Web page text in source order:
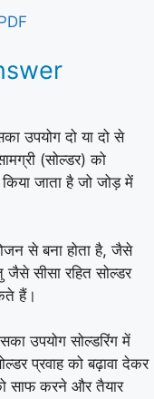
उपयोग दो या दो से
(सोल्डर) को
जाता है जो जोड़ में
से बना होता है, जैसे
जैसे सीसा रहित सोल्डर
हैं।
उपयोग सोल्डरिंग में
प्रवाह को बढ़ावा देकर
साफ करने और तैयार